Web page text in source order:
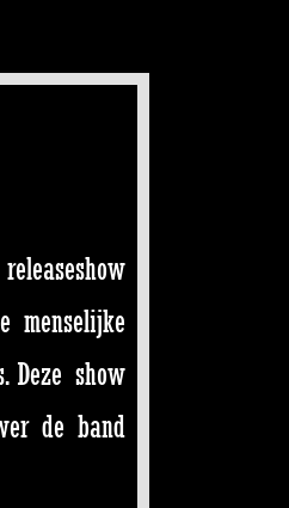
menselijke
show
de band